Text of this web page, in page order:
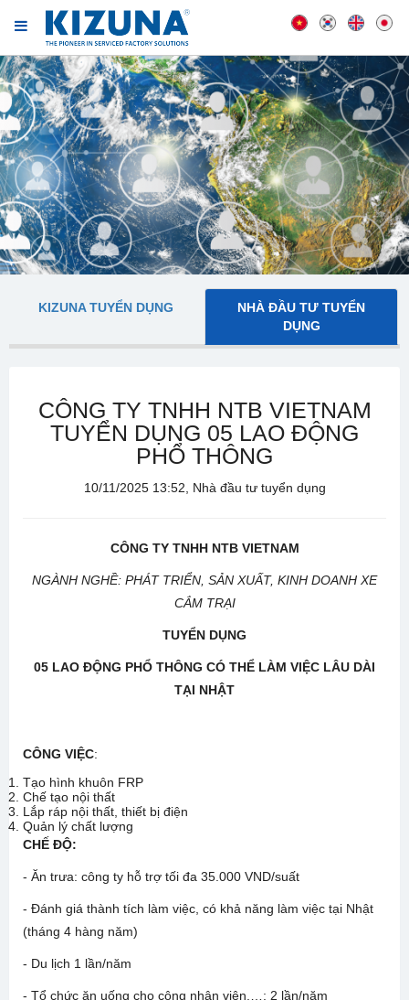
KIZUNA TUYỂN DỤNG
NHÀ ĐẦU TƯ TUYỂN
DỤNG
CÔNG TY TNHH NTB VIETNAM
TUYỂN DỤNG 05 LAO ĐỘNG
PHỔ THÔNG
10/11/2025 13:52, Nhà đầu tư tuyển dụng
CÔNG TY TNHH NTB VIETNAM
NGÀNH NGHỀ: PHÁT TRIỂN, SẢN XUẤT, KINH DOANH XE
CẮM TRẠI
TUYỂN DỤNG
05 LAO ĐỘNG PHỔ THÔNG CÓ THỂ LÀM VIỆC LÂU DÀI
TẠI NHẬT
CÔNG VIỆC:
Tạo hình khuôn FRP
Chế tạo nội thất
Lắp ráp nội thất, thiết bị điện
Quản lý chất lượng
CHẾ ĐỘ:
- Ăn trưa: công ty hỗ trợ tối đa 35.000 VND/suất
- Đánh giá thành tích làm việc, có khả năng làm việc tại Nhật
(tháng 4 hàng năm)
- Du lịch 1 lần/năm
- Tổ chức ăn uống cho công nhân viên,…: 2 lần/năm